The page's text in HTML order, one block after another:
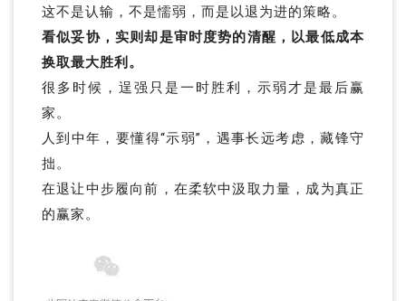
这不是认输，不是懦弱，而是以退为进的策略。
看似妥协，实则却是审时度势的清醒，以最低成本
换取最大胜利。
很多时候，逞强只是一时胜利，示弱才是最后赢
家。
人到中年，要懂得“示弱”，遇事长远考虑，藏锋守
拙。
在退让中步履向前，在柔软中汲取力量，成为真正
的赢家。